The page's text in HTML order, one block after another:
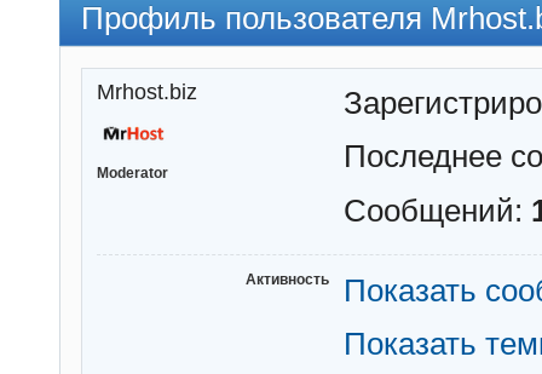
Профиль пользователя
Mrhost.biz
Moderator
Последнее
Сообщений:
Активность
Показать
Показать